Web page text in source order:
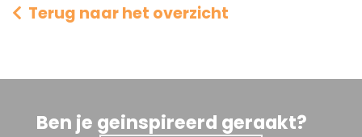
Terug naar het overzicht
Ben je geinspireerd geraakt?